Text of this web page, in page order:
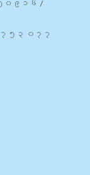
၅၀၉၁၆ /
၇၅၃ ၀၇၇